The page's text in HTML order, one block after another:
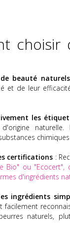
choisir
beauté
et de leur
les
chimiques
certifications :
Bio" ou
d'ingrédients
ingrédients
facilement
naturels,